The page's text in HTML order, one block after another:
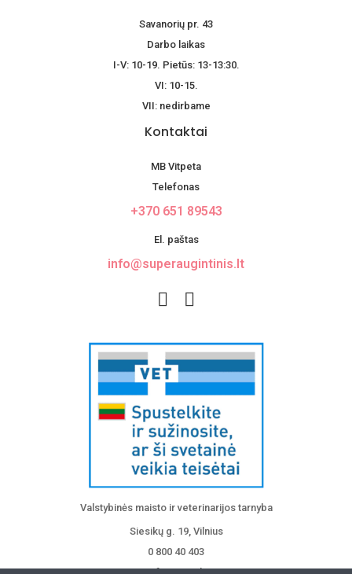
Savanorių pr. 43
Darbo laikas
I-V: 10-19. Pietūs: 13-13:30.
VI: 10-15.
VII: nedirbame
Kontaktai
MB Vitpeta
Telefonas
+370 651 89543
El. paštas
info@superaugintinis.lt
Valstybinės maisto ir veterinarijos tarnyba
Siesikų g. 19, Vilnius
0 800 40 403
info@vmvt.lt